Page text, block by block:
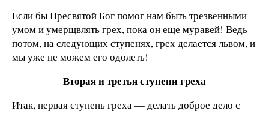
Если бы Пресвятой Бог помог нам быть трезвенными
умом и умерщвлять грех, пока он еще муравей! Ведь
потом, на следующих ступенях, грех делается львом, и
мы уже не можем его одолеть!
Вторая и третья ступени греха
Итак, первая ступень греха — делать доброе дело с